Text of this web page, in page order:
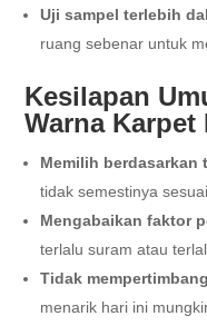
Uji sampel terlebih
ruang sebenar untuk
Kesilapan
Warna Karpet
Memilih berdasarkan
tidak semestinya
Mengabaikan faktor
terlalu suram atau
Tidak
menarik hari ini